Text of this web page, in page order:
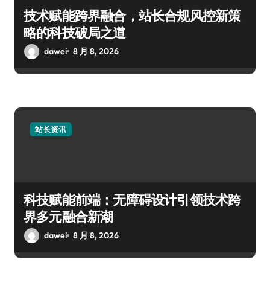
技术赋能跨界融合，站长合规风控新策
略的科技破局之道
dawei 8 月 8, 2026
站长资讯
科技赋能前端：无障碍设计引领技术跨
界多元融合新潮
dawei 8 月 8, 2026